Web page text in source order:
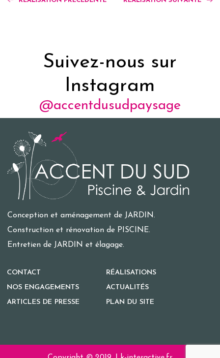
Suivez-nous sur
Instagram
@accentdusudpaysage
Conception et aménagement de JARDIN.
Construction et rénovation de PISCINE.
Entretien de JARDIN et élagage.
CONTACT
RÉALISATIONS
NOS ENGAGEMENTS
ACTUALITÉS
ARTICLES DE PRESSE
PLAN DU SITE